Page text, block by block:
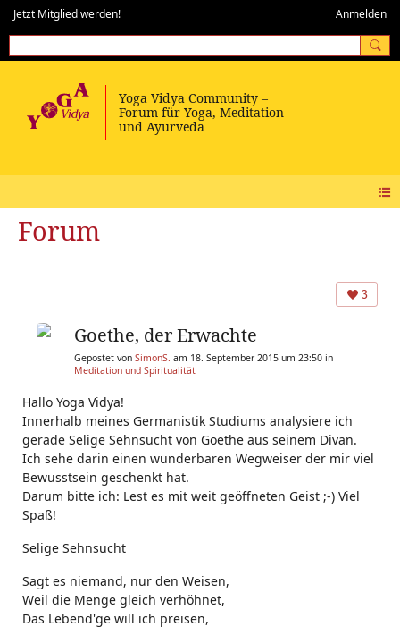
Jetzt Mitglied werden! Anmelden
Forum
3
Goethe, der Erwachte
Gepostet von SimonS. am 18. September 2015 um 23:50 in
Meditation und Spiritualität
Hallo Yoga Vidya!
Innerhalb meines Germanistik Studiums analysiere ich
gerade Selige Sehnsucht von Goethe aus seinem Divan.
Ich sehe darin einen wunderbaren Wegweiser der mir viel
Bewusstsein geschenkt hat.
Darum bitte ich: Lest es mit weit geöffneten Geist ;-) Viel
Spaß!
Selige Sehnsucht
Sagt es niemand, nur den Weisen,
Weil die Menge gleich verhöhnet,
Das Lebend'ge will ich preisen,